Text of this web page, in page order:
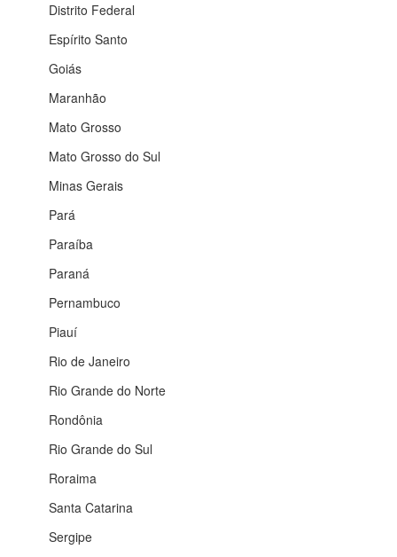
Distrito Federal
Espírito Santo
Goiás
Maranhão
Mato Grosso
Mato Grosso do Sul
Minas Gerais
Pará
Paraíba
Paraná
Pernambuco
Piauí
Rio de Janeiro
Rio Grande do Norte
Rondônia
Rio Grande do Sul
Roraima
Santa Catarina
Sergipe